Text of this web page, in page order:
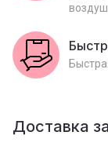
Доставка